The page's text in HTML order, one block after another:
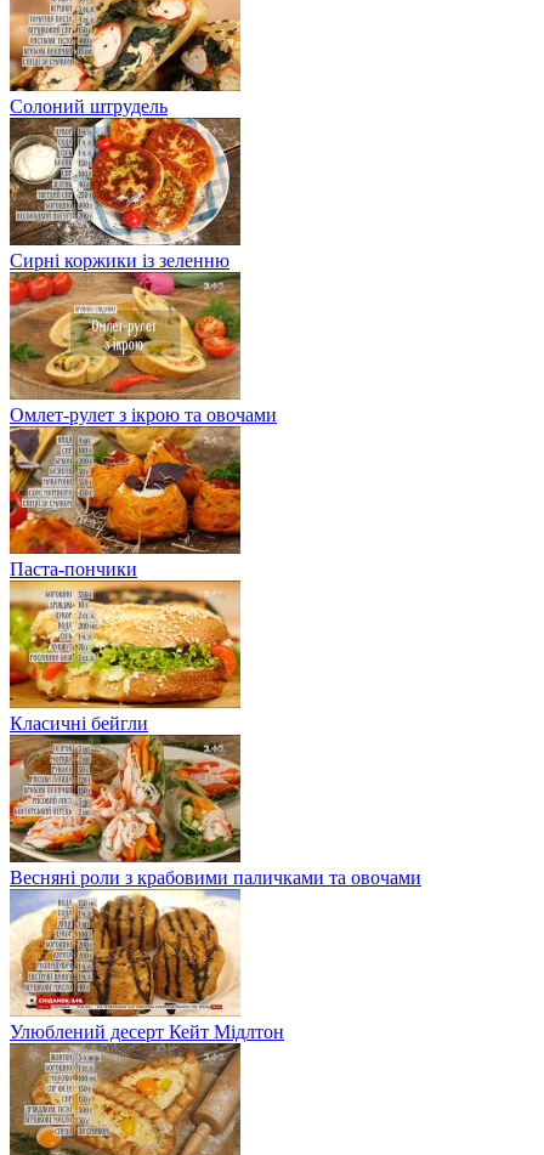
Солоний штрудель
Сирні коржики із зеленню
Омлет-рулет з ікрою та овочами
Паста-пончики
Класичні бейгли
Весняні роли з крабовими паличками та овочами
Улюблений десерт Кейт Мідлтон